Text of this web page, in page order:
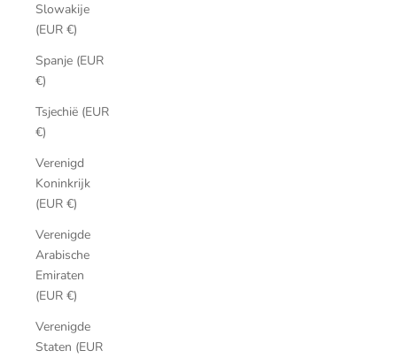
Slowakije
(EUR €)
Spanje (EUR
€)
Tsjechië (EUR
€)
Verenigd
Koninkrijk
(EUR €)
Verenigde
Arabische
Emiraten
(EUR €)
Verenigde
Staten (EUR